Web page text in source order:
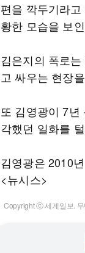
편을 깍두기라
황한 모습을 보
김은지의 폭로
고 싸우는 현장
또 김영광이 7
각했던 일화를
김영광은 2010
<뉴시스>
Copyright ⓒ 세계일보.